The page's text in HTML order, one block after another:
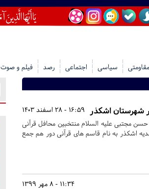
سیاسی اجتماعی رصد فیلم و صوت
16:59 - 28 اسفند 1403 شهرستان اشکذر
حسن مجتبی علیه السلام منتخبین محافل قرآنی
اشکذر به نام قاسم های قرآنی دور هم جمع
11:34 - 8 مهر 1399